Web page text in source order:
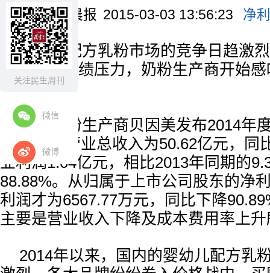
关注民生周刊
微信
微博
来源：北京晨报 2015-03-03 13:56:23 净
婴幼儿配方乳粉市场的竞争日趋激
面临重大业绩压力，奶粉生产商开始
了”。
国产奶粉生产商贝因美发布2014年
2014年度营业总收入为50.62亿元，同
业利润1.04亿元，相比2013年同期的
88.88%。从归属于上市公司股东的净
利润才为6567.77万元，同比下降
主要是营业收入下降及成本费用率上
2014年以来，国内的婴幼儿配方乳